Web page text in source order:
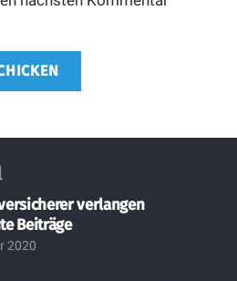
verlangen
Beiträge
2020